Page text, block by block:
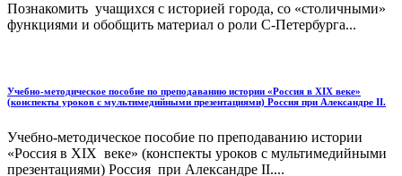
Познакомить учащихся с историей города, со «столичными»
функциями и обобщить материал о роли С-Петербурга...
Учебно-методическое пособие по преподаванию истории «Россия в ХIХ веке»
(конспекты уроков с мультимедийными презентациями) Россия при Александре II.
Учебно-методическое пособие по преподаванию истории
«Россия в ХIХ веке» (конспекты уроков с мультимедийными
презентациями) Россия при Александре II....